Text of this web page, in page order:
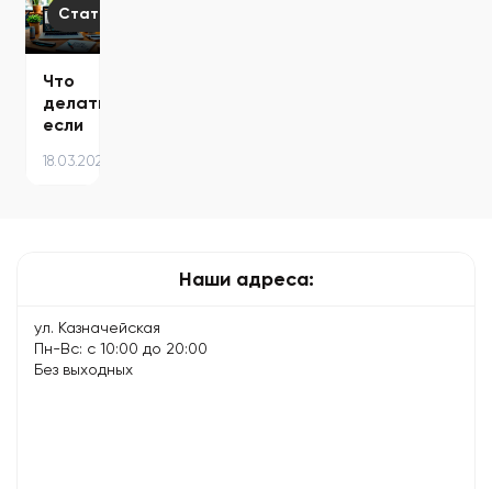
Статьи
Что
делать,
если
начал
18.03.2024
Наши адреса:
ул. Казначейская
Пн-Вс: с 10:00 до 20:00
Без выходных